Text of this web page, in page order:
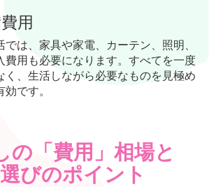
用
では、家具や家電、カーテン、照明、
費用も必要になります。すべてを一度
く、生活しながら必要なものを見極め
です。
の「費用」相場と
びのポイント